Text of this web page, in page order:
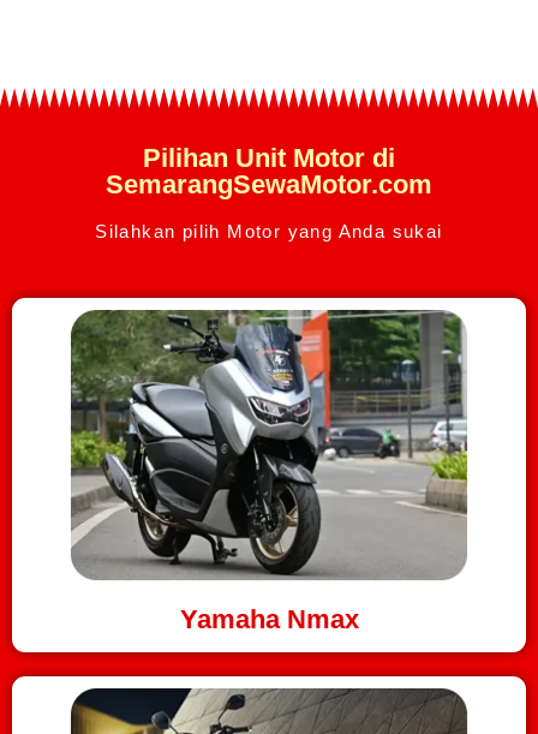
Pilihan Unit Motor di
SemarangSewaMotor.com
Silahkan pilih Motor yang Anda sukai
Yamaha Nmax